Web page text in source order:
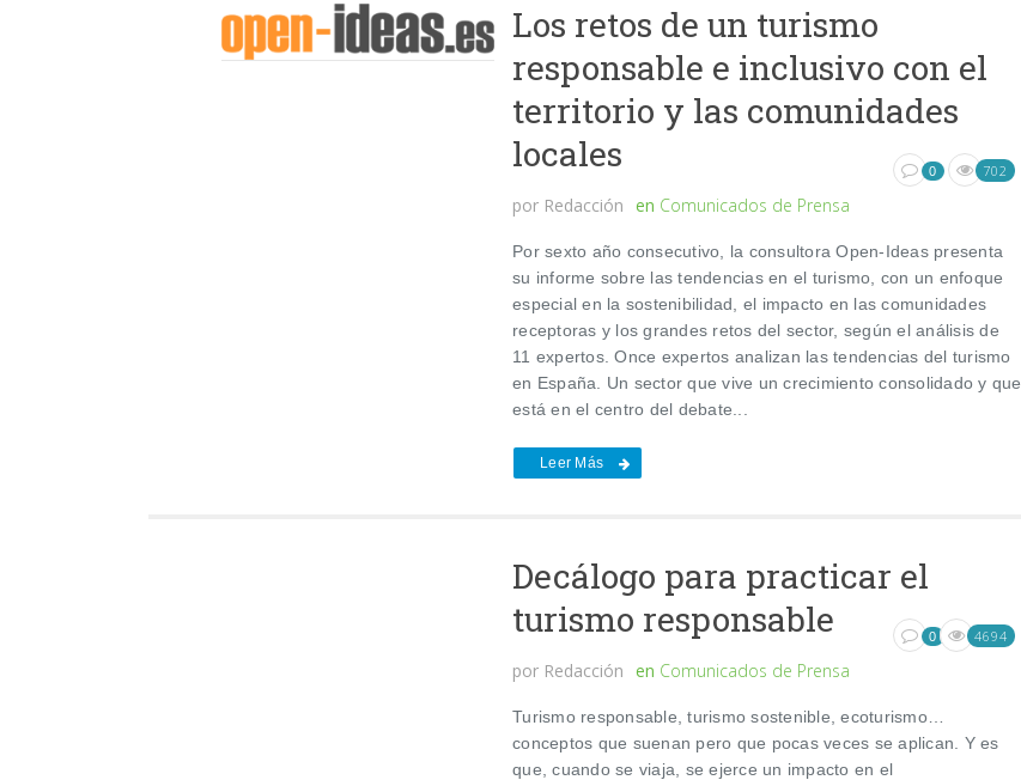
Los retos de un turismo
responsable e inclusivo con el
territorio y las comunidades
locales
por Redacción en Comunicados de Prensa
0 702
Por sexto año consecutivo, la consultora Open-Ideas presenta
su informe sobre las tendencias en el turismo, con un enfoque
especial en la sostenibilidad, el impacto en las comunidades
receptoras y los grandes retos del sector, según el análisis de
11 expertos. Once expertos analizan las tendencias del turismo
en España. Un sector que vive un crecimiento consolidado y que
está en el centro del debate...
Leer Más
Decálogo para practicar el
turismo responsable
por Redacción en Comunicados de Prensa
0 4694
Turismo responsable, turismo sostenible, ecoturismo…
conceptos que suenan pero que pocas veces se aplican. Y es
que, cuando se viaja, se ejerce un impacto en el